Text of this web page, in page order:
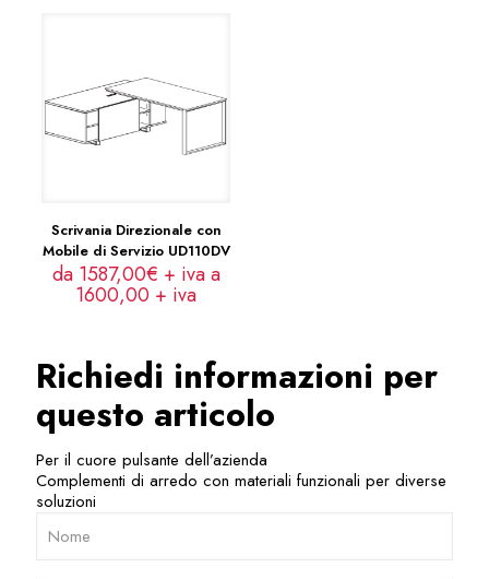
Scrivania Direzionale con
Mobile di Servizio UD110DV
da 1587,00€ + iva a
1600,00 + iva
Richiedi informazioni per
questo articolo
Per il cuore pulsante dell’azienda
Complementi di arredo con materiali funzionali per diverse
soluzioni